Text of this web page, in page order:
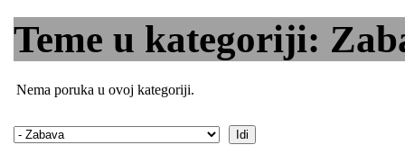
Teme u kategoriji:
Nema poruka u ovoj kategoriji.